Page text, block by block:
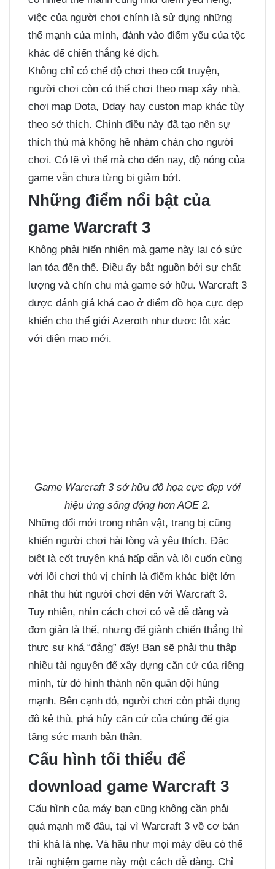
việc của người chơi chính là sử dụng những
thế mạnh của mình, đánh vào điểm yếu của tộc
khác để chiến thắng kẻ địch.
Không chỉ có chế độ chơi theo cốt truyện,
người chơi còn có thể chơi theo map xây nhà,
chơi map Dota, Dday hay custon map khác tùy
theo sở thích. Chính điều này đã tạo nên sự
thích thú mà không hề nhàm chán cho người
chơi. Có lẽ vì thế mà cho đến nay, độ nóng của
game vẫn chưa từng bị giảm bớt.
Những điểm nổi bật của
game Warcraft 3
Không phải hiển nhiên mà game này lại có sức
lan tỏa đến thế. Điều ấy bắt nguồn bởi sự chất
lượng và chỉn chu mà game sở hữu. Warcraft 3
được đánh giá khá cao ở điểm đồ họa cực đẹp
khiến cho thế giới Azeroth như được lột xác
với diện mạo mới.
Game Warcraft 3 sở hữu đồ họa cực đẹp với
hiệu ứng sống động hơnAOE 2.
Những đổi mới trong nhân vật, trang bị cũng
khiến người chơi hài lòng và yêu thích. Đặc
biệt là cốt truyện khá hấp dẫn và lôi cuốn cùng
với lối chơi thú vị chính là điểm khác biệt lớn
nhất thu hút người chơi đến với Warcraft 3.
Tuy nhiên, nhìn cách chơi có vẻ dễ dàng và
đơn giản là thế, nhưng để giành chiến thắng thì
thực sự khá “đắng” đấy! Bạn sẽ phải thu thập
nhiều tài nguyên để xây dựng căn cứ của riêng
mình, từ đó hình thành nên quân đội hùng
mạnh. Bên cạnh đó, người chơi còn phải đụng
độ kẻ thù, phá hủy căn cứ của chúng để gia
tăng sức mạnh bản thân.
Cấu hình tối thiểu để
download game Warcraft 3
Cấu hình của máy bạn cũng không cần phải
quá mạnh mẽ đâu, tại vì Warcraft 3 về cơ bản
thì khá là nhẹ. Và hầu như mọi máy đều có thể
trải nghiệm game này một cách dễ dàng. Chỉ